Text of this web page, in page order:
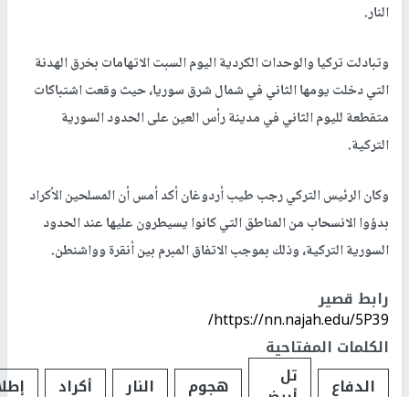
النار.
وتبادلت تركيا والوحدات الكردية اليوم السبت الاتهامات بخرق الهدنة
التي دخلت يومها الثاني في شمال شرق سوريا، حيث وقعت اشتباكات
متقطعة لليوم الثاني في مدينة رأس العين على الحدود السورية
التركية.
وكان الرئيس التركي رجب طيب أردوغان أكد أمس أن المسلحين الأكراد
بدؤوا الانسحاب من المناطق التي كانوا يسيطرون عليها عند الحدود
السورية التركية، وذلك بموجب الاتفاق المبرم بين أنقرة وواشنطن.
رابط قصير
https://nn.najah.edu/5P39/
الكلمات المفتاحية
الدفاع
تل هجوم النار أكراد